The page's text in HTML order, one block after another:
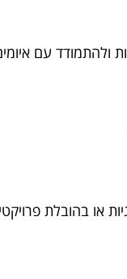
ולהתמודד עם
או בהובלת